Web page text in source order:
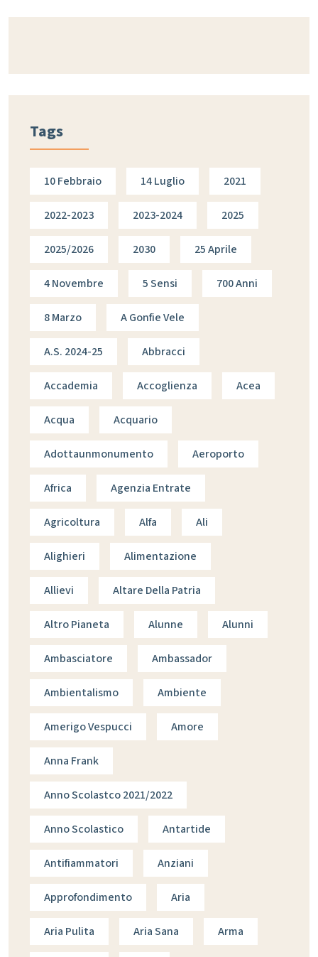
Tags
10 Febbraio 14 Luglio 2021
2022-2023 2023-2024 2025
2025/2026 2030 25 Aprile
4 Novembre 5 Sensi 700 Anni
8 Marzo A Gonfie Vele
A.s. 2024-25 Abbracci
Accademia Accoglienza Acea
Acqua Acquario
Adottaunmonumento Aeroporto
Africa Agenzia Entrate
Agricoltura Alfa Ali
Alighieri Alimentazione
Allievi Altare Della Patria
Altro Pianeta Alunne Alunni
Ambasciatore Ambassador
Ambientalismo Ambiente
Amerigo Vespucci Amore
Anna Frank
Anno Scolastco 2021/2022
Anno Scolastico Antartide
Antifiammatori Anziani
Approfondimento Aria
Aria Pulita Aria Sana Arma